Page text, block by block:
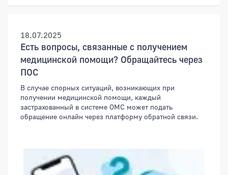
18.07.2025
Есть вопросы, связанные с получением
медицинской помощи? Обращайтесь через
ПОС
В случае спорных ситуаций, возникающих при
получении медицинской помощи, каждый
застрахованный в системе ОМС может подать
обращение онлайн через платформу обратной связи.